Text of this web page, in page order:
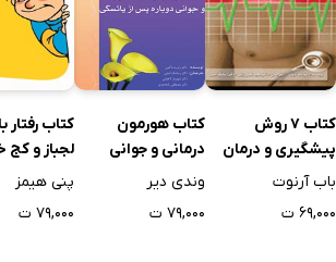
کتاب 7 روش
پیشگیری و درمان
بیماری های قلبی
باب آرنوت
۶۹,۰۰۰ ت
کتاب هورمون‌
درمانی‌ و جوانی‌
دوباره پس‌ از
وندی دیر
۷۹,۰۰۰ ت
کتاب رفتار
لجباز و کج
پنی هیمز
۷۹,۰۰۰ ت